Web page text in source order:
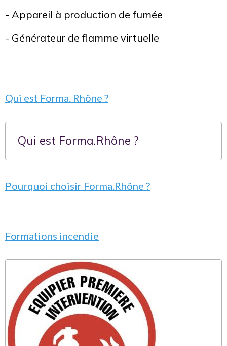
- Appareil à production de fumée
- Générateur de flamme virtuelle
Qui est Forma. Rhône ?
Qui est Forma.Rhône ?
Pourquoi choisir Forma.Rhône ?
Formations incendie